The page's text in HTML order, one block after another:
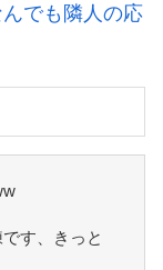
でも隣人の応
す、きっと